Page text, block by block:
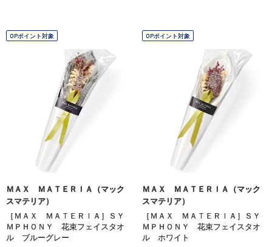
OPポイント対象
ＭＡＸ ＭＡＴＥＲＩＡ（マック
スマテリア）
［ＭＡＸ ＭＡＴＥＲＩＡ］ＳＹ
ＭＰＨＯＮＹ 花束フェイスタオ
ル ブルーグレー
OPポイント対象
ＭＡＸ ＭＡＴＥＲＩＡ（マック
スマテリア）
［ＭＡＸ ＭＡＴＥＲＩＡ］ＳＹ
ＭＰＨＯＮＹ 花束フェイスタオ
ル ホワイト